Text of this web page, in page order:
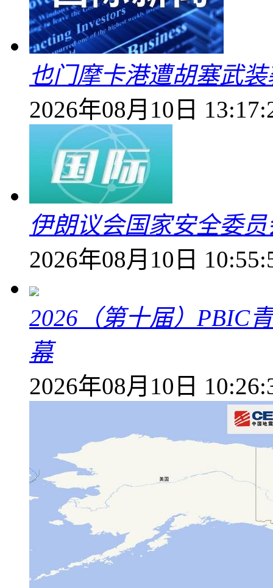
也门摩卡港遭胡塞武
2026年08月10日
伊朗议会国家安全委
2026年08月10日
2026（第十届）PBIC
幕
2026年08月10日